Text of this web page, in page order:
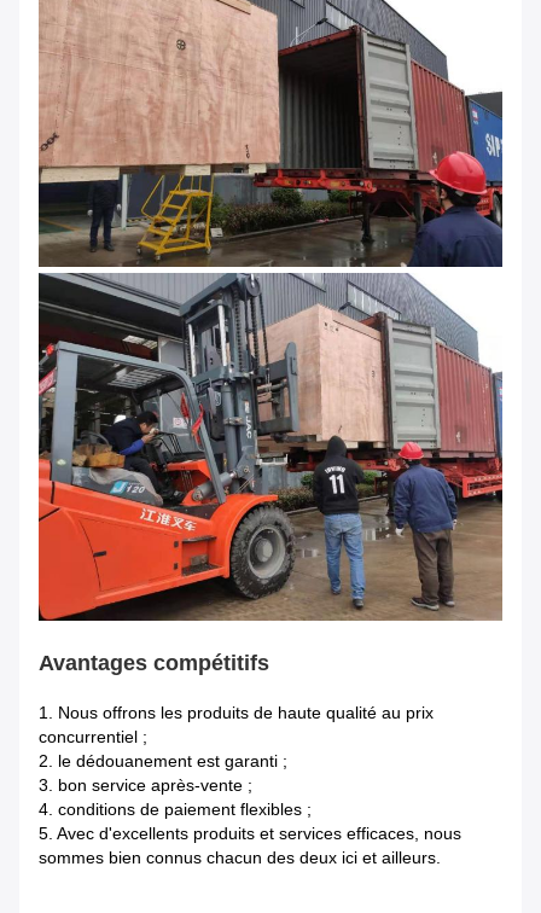
Avantages compétitifs
1. Nous offrons les produits de haute qualité au prix
concurrentiel ;
2. le dédouanement est garanti ;
3. bon service après-vente ;
4. conditions de paiement flexibles ;
5. Avec d'excellents produits et services efficaces, nous
sommes bien connus chacun des deux ici et ailleurs.